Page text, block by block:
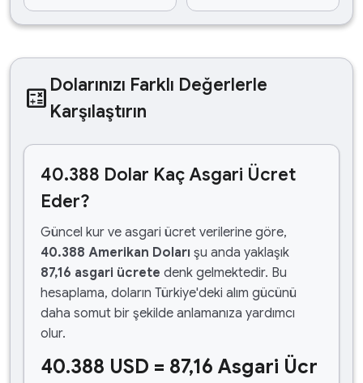
calculate Dolarınızı Farklı Değerlerle
Karşılaştırın
40.388 Dolar Kaç Asgari Ücret
Eder?
Güncel kur ve asgari ücret verilerine göre,
40.388 Amerikan Doları şu anda yaklaşık
87,16 asgari ücrete denk gelmektedir. Bu
hesaplama, doların Türkiye'deki alım gücünü
daha somut bir şekilde anlamanıza yardımcı
olur.
40.388 USD = 87,16 Asgari Ücr